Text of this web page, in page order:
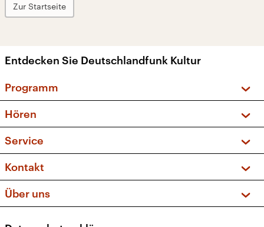
Zur Startseite
Entdecken Sie Deutschlandfunk Kultur
Programm
Sendungen und Podcasts
Musikliste
Kakadu – Das Kinderprogramm
Hören
Frequenzen (UKW + DAB+)
Service
FAQ
Apps
Newsletter
Kontakt
Social Media
Über uns